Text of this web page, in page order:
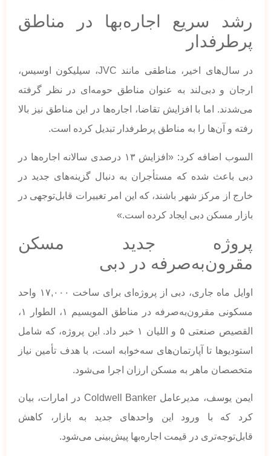
رشد سریع اجاره‌بها در مناطق
پرطرفدار
در سال‌های اخیر، مناطقی مانند JVC، سیلیکون اوسیس،
ارجان و دبی‌لند به عنوان مناطق حومه‌ای در نظر گرفته
می‌شدند. اما با افزایش تقاضا، اجاره‌ها در این مناطق نیز بالا
رفته و آن‌ها را به مناطق پرطرفدار تبدیل کرده است.
السوب اضافه کرد: «افزایش ۱۳ درصدی سالانه اجاره‌ها در
دبی باعث شده که مستأجران به دنبال گزینه‌های جدید در
خارج از مرکز شهر باشند، که این امر تغییرات قابل‌توجهی در
بازار مسکن دبی ایجاد کرده است.»
پروژه جدید مسکن
مقرون‌به‌صرفه در دبی
اوایل ماه جاری، دبی از پروژه‌ای برای ساخت ۱۷,۰۰۰ واحد
مسکونی مقرون‌به‌صرفه در مناطق المویسیم ۱، الطوار ۱،
القصیص صنعتی ۵ و اللیان ۱ خبر داد. این پروژه، که شامل
استودیوها تا آپارتمان‌های سه‌خوابه است، با هدف تأمین نیاز
متخصصان ماهر به مسکن ارزان اجرا می‌شود.
ایمن یوسف، مدیرعامل Coldwell Banker در امارات، بیان
کرد که با ورود این واحدهای جدید به بازار، کاهش
قابل‌توجه‌تری در قیمت اجاره‌بها پیش‌بینی می‌شود.